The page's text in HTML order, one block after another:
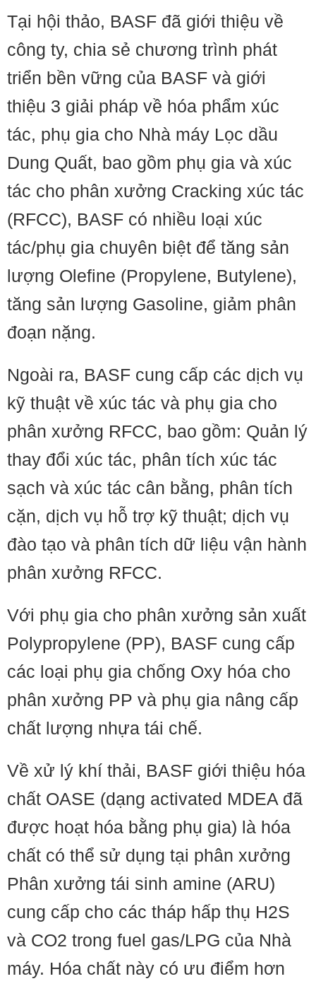
Tại hội thảo, BASF đã giới thiệu về
công ty, chia sẻ chương trình phát
triển bền vững của BASF và giới
thiệu 3 giải pháp về hóa phẩm xúc
tác, phụ gia cho Nhà máy Lọc dầu
Dung Quất, bao gồm phụ gia và xúc
tác cho phân xưởng Cracking xúc tác
(RFCC), BASF có nhiều loại xúc
tác/phụ gia chuyên biệt để tăng sản
lượng Olefine (Propylene, Butylene),
tăng sản lượng Gasoline, giảm phân
đoạn nặng.
Ngoài ra, BASF cung cấp các dịch vụ
kỹ thuật về xúc tác và phụ gia cho
phân xưởng RFCC, bao gồm: Quản lý
thay đổi xúc tác, phân tích xúc tác
sạch và xúc tác cân bằng, phân tích
cặn, dịch vụ hỗ trợ kỹ thuật; dịch vụ
đào tạo và phân tích dữ liệu vận hành
phân xưởng RFCC.
Với phụ gia cho phân xưởng sản xuất
Polypropylene (PP), BASF cung cấp
các loại phụ gia chống Oxy hóa cho
phân xưởng PP và phụ gia nâng cấp
chất lượng nhựa tái chế.
Về xử lý khí thải, BASF giới thiệu hóa
chất OASE (dạng activated MDEA đã
được hoạt hóa bằng phụ gia) là hóa
chất có thể sử dụng tại phân xưởng
Phân xưởng tái sinh amine (ARU)
cung cấp cho các tháp hấp thụ H2S
và CO2 trong fuel gas/LPG của Nhà
máy. Hóa chất này có ưu điểm hơn